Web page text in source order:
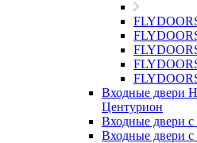
Входные
Центурион
Входные двери с
Входные двери